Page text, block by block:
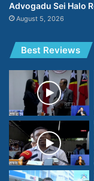
Advogadu Sei Halo
August 5, 2026
Best Reviews